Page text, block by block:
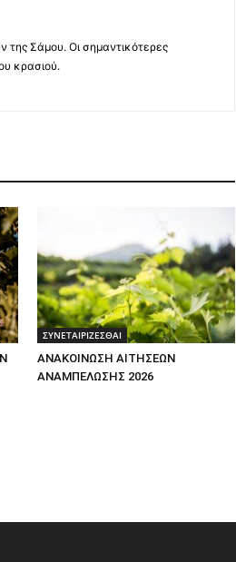
της Σάμου. Οι σημαντικότερες
κρασιού.
ΣΥΝΕΤΑΙΡΙΖΕΣΘΑΙ
ΑΝΑΚΟΙΝΩΣΗ ΑΙΤΗΣΕΩΝ
ΑΝΑΜΠΕΛΩΣΗΣ 2026